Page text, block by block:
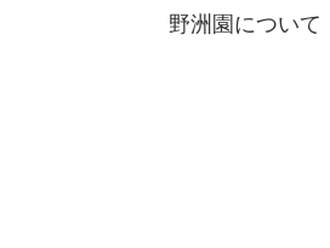
野洲園について